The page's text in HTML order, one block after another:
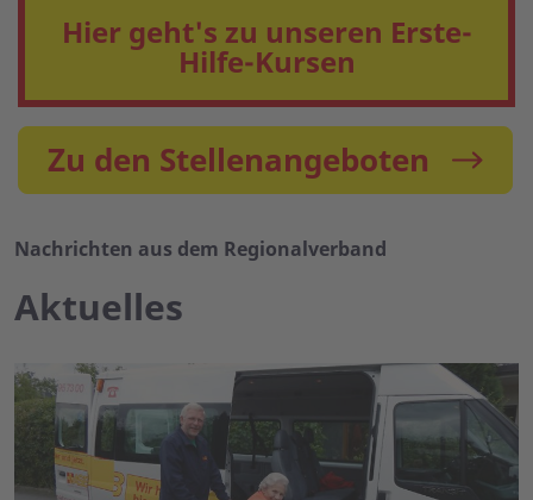
Hier geht's zu unseren Erste-
Hilfe-Kursen
Zu den Stellenangeboten
Nachrichten aus dem Regionalverband
Aktuelles